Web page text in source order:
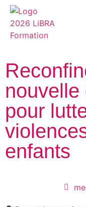
nouvelle
pour
enfants